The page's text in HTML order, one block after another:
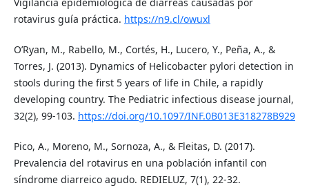
rotavirus guía práctica. https://n9.cl/owuxl
O’Ryan, M., Rabello, M., Cortés, H., Lucero, Y., Peña, A., &
Torres, J. (2013). Dynamics of Helicobacter pylori detection in
stools during the first 5 years of life in Chile, a rapidly
developing country. The Pediatric infectious disease journal,
32(2), 99-103. https://doi.org/10.1097/INF.0B013E318278B929
Pico, A., Moreno, M., Sornoza, A., & Fleitas, D. (2017).
Prevalencia del rotavirus en una población infantil con
síndrome diarreico agudo. REDIELUZ, 7(1), 22-32.